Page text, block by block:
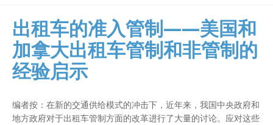
出租车的准入管制——美国和
加拿大出租车管制和非管制的
经验启示
编者按：在新的交通供给模式的冲击下，近年来，我国中央政府和
地方政府对于出租车管制方面的改革进行了大量的讨论。应对这些